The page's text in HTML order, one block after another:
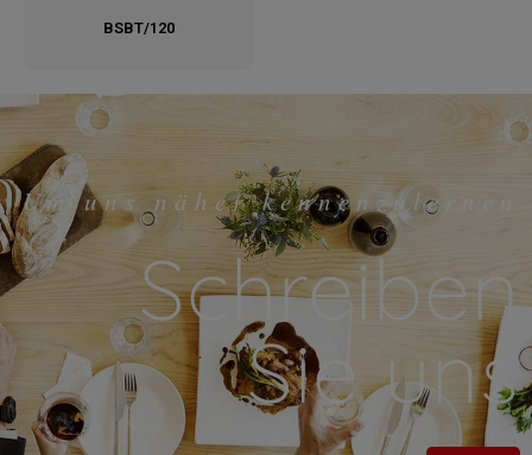
BSBT/120
Um uns näher kennenzulernen
Schreiben
Sie uns